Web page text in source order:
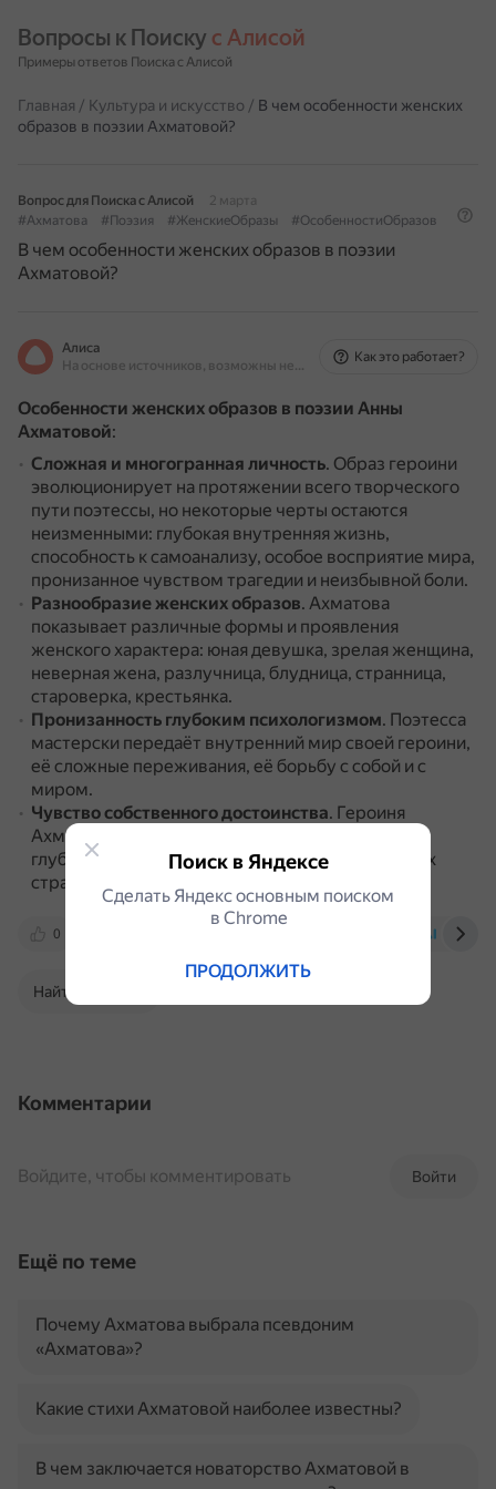
Вопросы к Поиску с Алисой
Примеры ответов Поиска с Алисой
Главная / Культура и искусство / В чем особенности женских
образов в поэзии Ахматовой?
Вопрос для Поиска с Алисой
2 марта
#Ахматова
#Поэзия #ЖенскиеОбразы #ОсобенностиОбразов
В чем особенности женских образов в поэзии
Ахматовой?
Алиса
На основе источников, возможны неточности
Как это работает?
Особенности женских образов в поэзии Анны
Ахматовой:
Сложная и многогранная личность. Образ героини
эволюционирует на протяжении всего творческого
пути поэтессы, но некоторые черты остаются
неизменными: глубокая внутренняя жизнь,
способность к самоанализу, особое восприятие мира,
пронизанное чувством трагедии и неизбывной боли.
Разнообразие женских образов. Ахматова
показывает различные формы и проявления
женского характера: юная девушка, зрелая женщина,
неверная жена, разлучница, блудница, странница,
староверка, крестьянка.
Пронизанность глубоким психологизмом. Поэтесса
мастерски передаёт внутренний мир своей героини,
её сложные переживания, её борьбу с собой и с
миром.
Чувство собственного достоинства. Героиня
Ахматовой, способная страдать и переживать
глубоко и драматично, никогда не бывает в своих
страданиях жалкой.
0
Найти в Поиске
Комментарии
Войти
Войдите, чтобы комментировать
Ещё по теме
Почему Ахматова выбрала псевдоним
«Ахматова»?
Какие стихи Ахматовой наиболее известны?
В чем заключается новаторство Ахматовой в
Поиск в Яндексе
Сделать Яндекс основным поиском
в Сhrome
ПРОДОЛЖИТЬ